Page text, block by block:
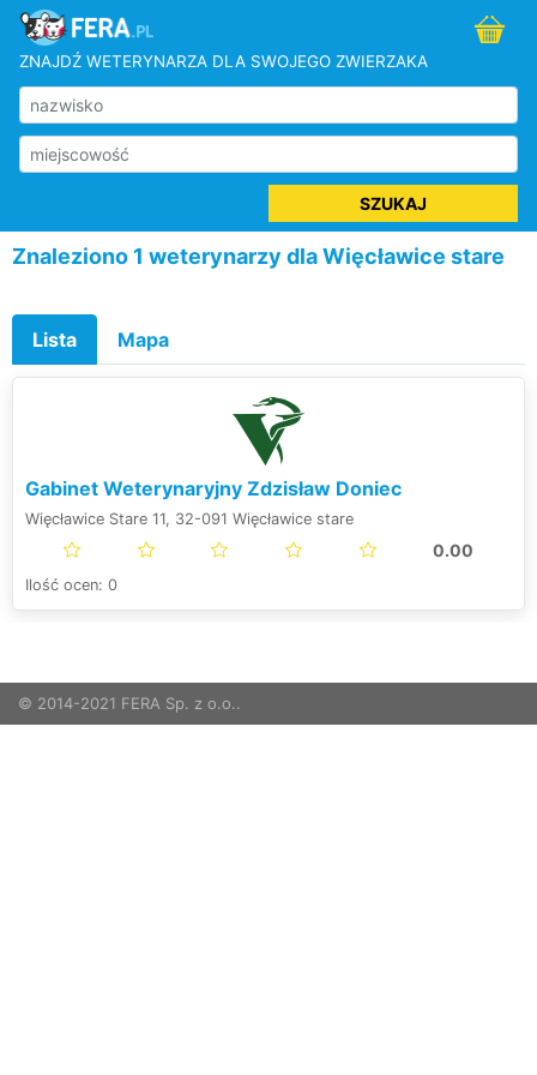
ZNAJDŹ WETERYNARZA DLA SWOJEGO ZWIERZAKA
SZUKAJ
Znaleziono 1 weterynarzy dla Więcławice stare
Lista Mapa
Gabinet Weterynaryjny Zdzisław Doniec
Więcławice Stare 11, 32-091 Więcławice stare
0.00
Ilość ocen: 0
© 2014-2021 FERA Sp. z o.o..